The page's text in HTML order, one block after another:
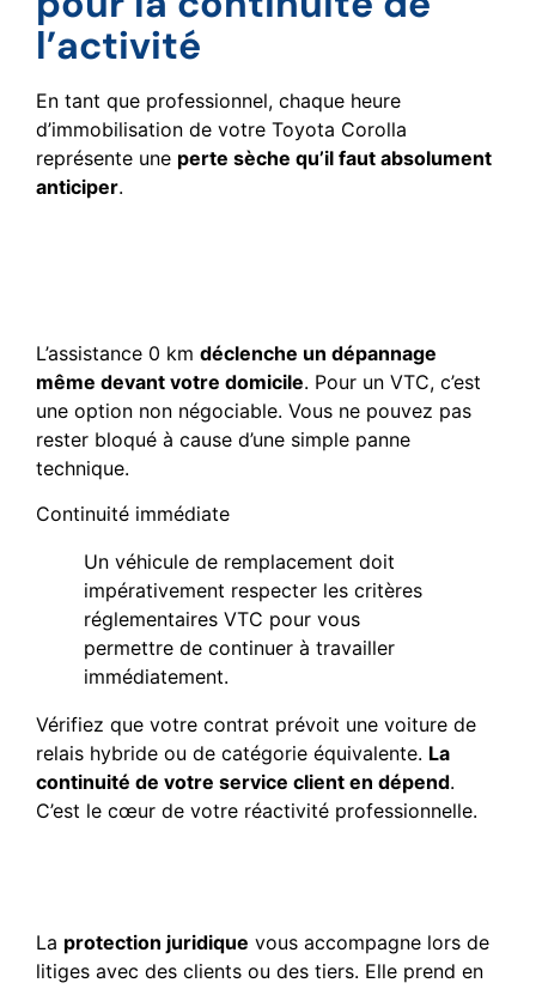
l’activité
En tant que professionnel, chaque heure
d’immobilisation de votre Toyota Corolla
représente une perte sèche qu’il faut absolument
anticiper.
L’assistance 0 km déclenche un dépannage
même devant votre domicile. Pour un VTC, c’est
une option non négociable. Vous ne pouvez pas
rester bloqué à cause d’une simple panne
technique.
Continuité immédiate
Un véhicule de remplacement doit
impérativement respecter les critères
réglementaires VTC pour vous
permettre de continuer à travailler
immédiatement.
Vérifiez que votre contrat prévoit une voiture de
relais hybride ou de catégorie équivalente. La
continuité de votre service client en dépend.
C’est le cœur de votre réactivité professionnelle.
La protection juridique vous accompagne lors de
litiges avec des clients ou des tiers. Elle prend en